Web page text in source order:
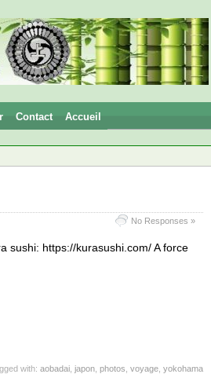
Contact Accueil
No Responses »
sushi: https://kurasushi.com/ A force
with: aobadai, japon, photos voyage, yokohama